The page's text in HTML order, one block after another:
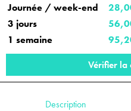
Journée / week-end
3 jours
1 semaine
Vérifier la
Description